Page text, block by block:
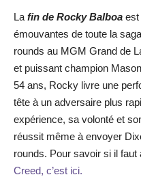
La fin de Rocky Balboa est
émouvantes de toute la
rounds au MGM Grand de
et puissant champion
54 ans, Rocky livre une
tête à un adversaire plus
expérience, sa volonté et
réussit même à envoyer
rounds. Pour savoir si il faut
Creed, c’est ici.